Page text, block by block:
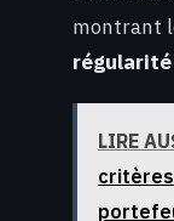
montrant
LIRE